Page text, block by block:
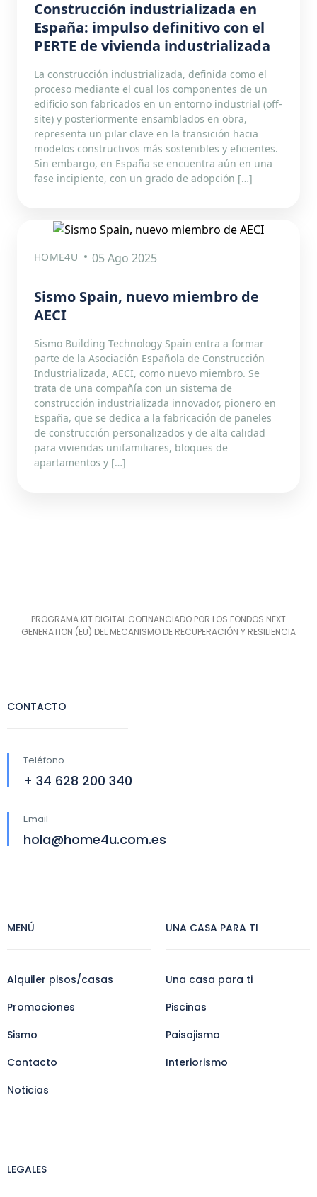
Construcción industrializada en
España: impulso definitivo con el
PERTE de vivienda industrializada
La construcción industrializada, definida como el
proceso mediante el cual los componentes de un
edificio son fabricados en un entorno industrial (off-
site) y posteriormente ensamblados en obra,
representa un pilar clave en la transición hacia
modelos constructivos más sostenibles y eficientes.
Sin embargo, en España se encuentra aún en una
fase incipiente, con un grado de adopción […]
HOME4U 05 Ago 2025
Sismo Spain, nuevo miembro de
AECI
Sismo Building Technology Spain entra a formar
parte de la Asociación Española de Construcción
Industrializada, AECI, como nuevo miembro. Se
trata de una compañía con un sistema de
construcción industrializada innovador, pionero en
España, que se dedica a la fabricación de paneles
de construcción personalizados y de alta calidad
para viviendas unifamiliares, bloques de
apartamentos y […]
PROGRAMA KIT DIGITAL COFINANCIADO POR LOS FONDOS NEXT
GENERATION (EU) DEL MECANISMO DE RECUPERACIÓN Y RESILIENCIA
CONTACTO
Teléfono
+ 34 628 200 340
Email
hola@home4u.com.es
MENÚ
Alquiler pisos/casas
Promociones
Sismo
Contacto
Noticias
UNA CASA PARA TI
Una casa para ti
Piscinas
Paisajismo
Interiorismo
LEGALES